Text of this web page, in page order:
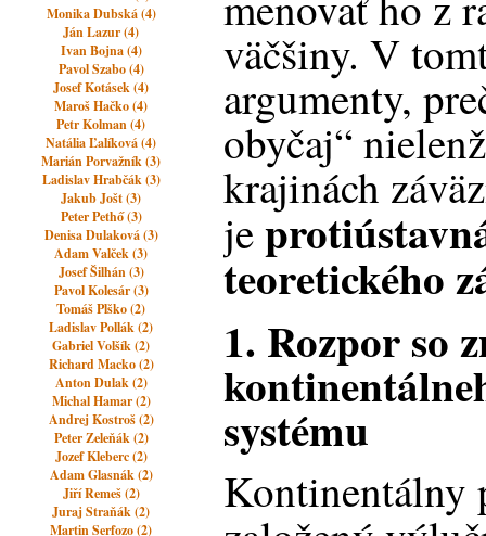
Monika Dubská (4)
Ján Lazur (4)
Ivan Bojna (4)
Pavol Szabo (4)
Josef Kotásek (4)
Maroš Hačko (4)
Petr Kolman (4)
Natália Ľalíková (4)
Marián Porvažník (3)
Ladislav Hrabčák (3)
Jakub Jošt (3)
Peter Pethő (3)
Denisa Dulaková (3)
Adam Valček (3)
Josef Šilhán (3)
Pavol Kolesár (3)
Tomáš Plško (2)
Ladislav Pollák (2)
Gabriel Volšík (2)
Richard Macko (2)
Anton Dulak (2)
Michal Hamar (2)
Andrej Kostroš (2)
Peter Zeleňák (2)
Jozef Kleberc (2)
Adam Glasnák (2)
Jiří Remeš (2)
Juraj Straňák (2)
Martin Serfozo (2)
väčšiny. V
argumenty,
obyčaj“
krajinách
je
teoretického
1. Rozpor so
systému
Kontinentálny